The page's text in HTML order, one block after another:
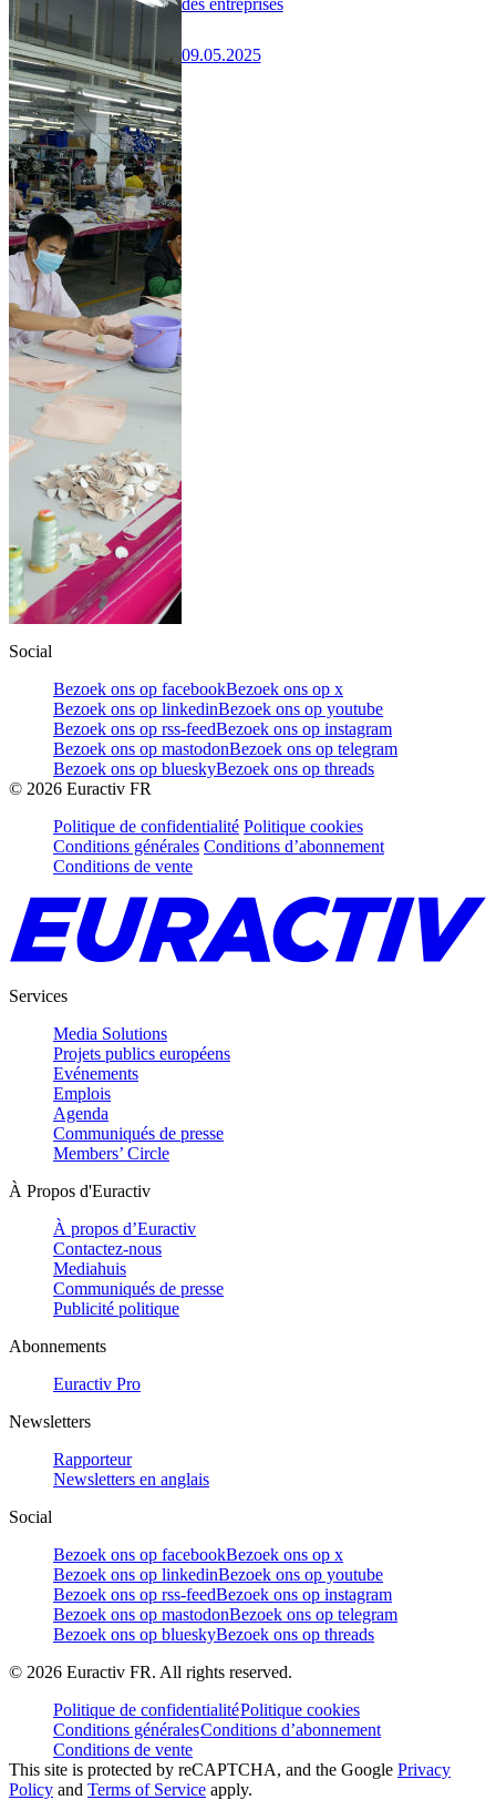
des entreprises
09.05.2025
Social
Bezoek ons op facebookBezoek ons op x
Bezoek ons op linkedinBezoek ons op youtube
Bezoek ons op rss-feedBezoek ons op instagram
Bezoek ons op mastodonBezoek ons op telegram
Bezoek ons op blueskyBezoek ons op threads
© 2026 Euractiv FR
Politique de confidentialité Politique cookies
Conditions générales Conditions d’abonnement
Conditions de vente
Services
Media Solutions
Projets publics européens
Evénements
Emplois
Agenda
Communiqués de presse
Members’ Circle
À Propos d'Euractiv
À propos d’Euractiv
Contactez-nous
Mediahuis
Communiqués de presse
Publicité politique
Abonnements
Euractiv Pro
Newsletters
Rapporteur
Newsletters en anglais
Social
Bezoek ons op facebookBezoek ons op x
Bezoek ons op linkedinBezoek ons op youtube
Bezoek ons op rss-feedBezoek ons op instagram
Bezoek ons op mastodonBezoek ons op telegram
Bezoek ons op blueskyBezoek ons op threads
© 2026 Euractiv FR. All rights reserved.
Politique de confidentialitéPolitique cookies
Conditions généralesConditions d’abonnement
Conditions de vente
This site is protected by reCAPTCHA, and the Google Privacy
Policy and Terms of Service apply.